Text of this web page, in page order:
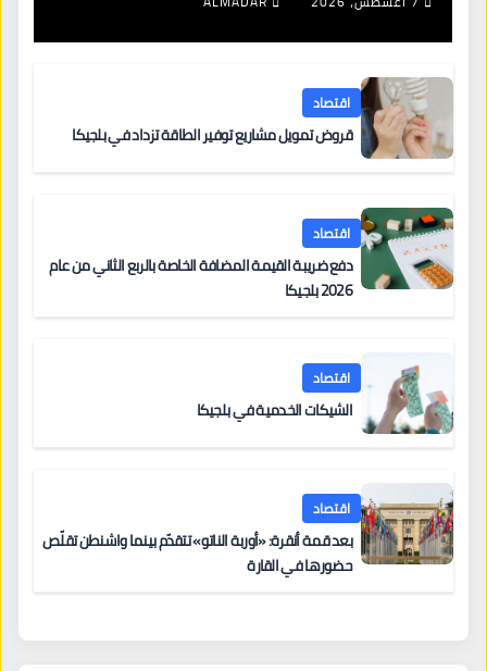
اقتصاد
قروض تمويل مشاريع توفير الطاقة تزداد في بلجيكا
اقتصاد
دفع ضريبة القيمة المضافة الخاصة بالربع الثاني من عام
2026 بلجيكا
اقتصاد
الشيكات الخدمية في بلجيكا
اقتصاد
بعد قمة أنقرة: «أوربة الناتو» تتقدّم بينما واشنطن تقلّص
حضورها في القارة